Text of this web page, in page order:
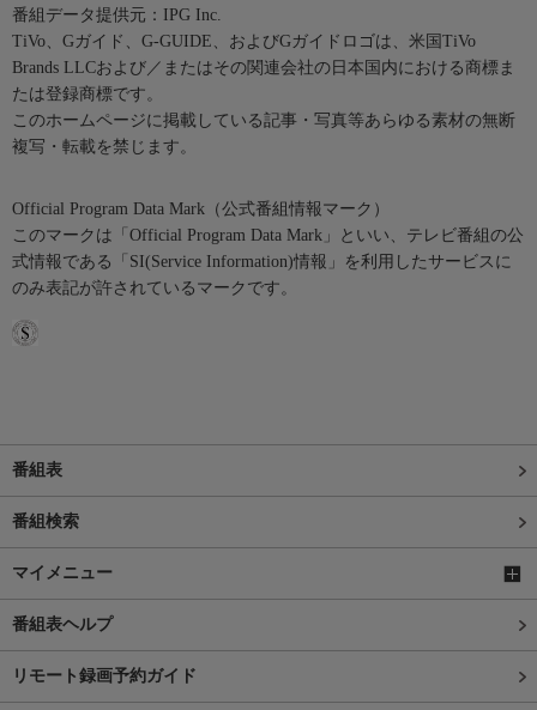
番組データ提供元：IPG Inc.
TiVo、Gガイド、G-GUIDE、およびGガイドロゴは、米国TiVo
Brands LLCおよび／またはその関連会社の日本国内における商標ま
たは登録商標です。
このホームページに掲載している記事・写真等あらゆる素材の無断
複写・転載を禁じます。
Official Program Data Mark（公式番組情報マーク）
このマークは「Official Program Data Mark」といい、テレビ番組の公
式情報である「SI(Service Information)情報」を利用したサービスに
のみ表記が許されているマークです。
番組表
番組検索
マイメニュー
番組表ヘルプ
リモート録画予約ガイド